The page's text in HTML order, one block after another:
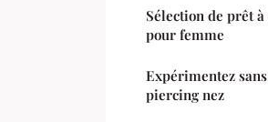
Sélection de prêt
pour femme
Expérimentez
piercing nez